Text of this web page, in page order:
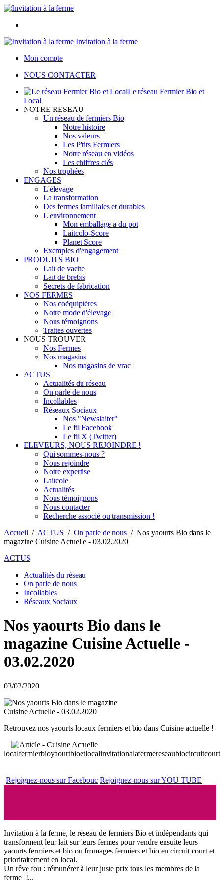
Invitation à la ferme
Mon compte
NOUS CONTACTER
Le réseau Fermier Bio et
Local
NOTRE RESEAU
Un réseau de fermiers Bio
Notre histoire
Nos valeurs
Les P'tits Fermiers
Notre réseau en vidéos
Les chiffres clés
Nos trophées
ENGAGES
L'élevage
La transformation
Des fermes familiales et durables
L'environnement
Mon emballage a du pot
Laitcolo-Score
Planet Score
Exemples d'engagement
PRODUITS BIO
Lait de vache
Lait de brebis
Secrets de fabrication
NOS FERMES
Nos coéquipières
Notre mode d'élevage
Nous témoignons
Traites ouvertes
NOUS TROUVER
Nos Fermes
Nos magasins
Nos magasins de vrac
ACTUS
Actualités du réseau
On parle de nous
Incollables
Réseaux Sociaux
Nos "Newslaiter"
Le fil Facebook
Le fil X (Twitter)
ELEVEURS, NOUS REJOINDRE !
Qui sommes-nous ?
Nous rejoindre
Notre expertise
Laitcole
Actualités
Nous témoignons
Nous contacter
Recherche associé ou transmission !
Accueil / ACTUS / On parle de nous / Nos yaourts Bio dans le
magazine Cuisine Actuelle - 03.02.2020
ACTUS
Actualités du réseau
On parle de nous
Incollables
Réseaux Sociaux
Nos yaourts Bio dans le
magazine Cuisine Actuelle -
03.02.2020
03/02/2020
Retrouvez nos yaourts locaux fermiers et bio dans Cuisine actuelle !
localfermierbioyaourtbioetlocalinvitationalafermereseaubiocircuitcourt
Rejoignez-nous sur Facebouc Rejoignez-nous sur YOU TUBE
Invitation à la ferme, le réseau de fermiers Bio et indépendants qui
transforment leur lait sur leurs fermes pour vendre ensuite leurs
yaourts fermiers et bio ou fromages fermiers et bio en circuit court et
prioritairement en local.
Un rêve fou : rémunérer à leur juste prix tous les membres de la
ferme !...